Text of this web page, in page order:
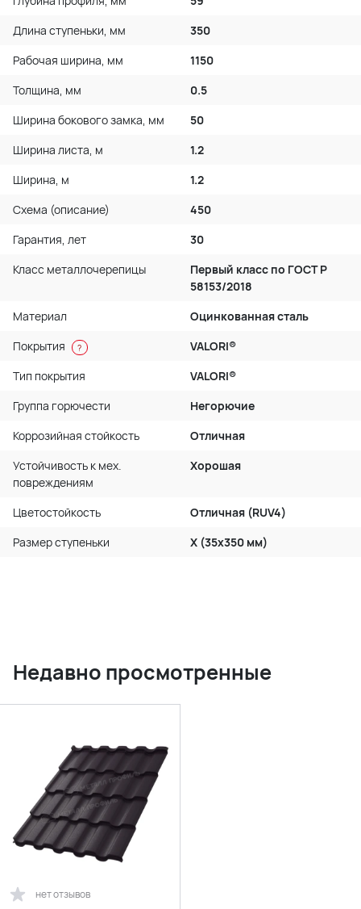
Длина ступеньки, мм
350
Рабочая ширина, мм
1150
Толщина, мм
0.5
Ширина бокового замка, мм
50
Ширина листа, м
1.2
Ширина, м
1.2
Схема (описание)
450
Гарантия, лет
30
Класс металлочерепицы
Первый класс по ГОСТ P
58153/2018
Материал
Оцинкованная сталь
Покрытия
?
VALORI®
Тип покрытия
VALORI®
Группа горючести
Негорючие
Коррозийная стойкость
Отличная
Устойчивость к мех.
повреждениям
Хорошая
Цветостойкость
Отличная (RUV4)
Размер ступеньки
X (35x350 мм)
Недавно просмотренные
нет отзывов